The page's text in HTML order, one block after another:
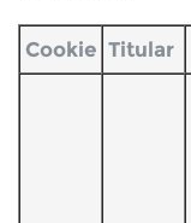
Cookie Titular